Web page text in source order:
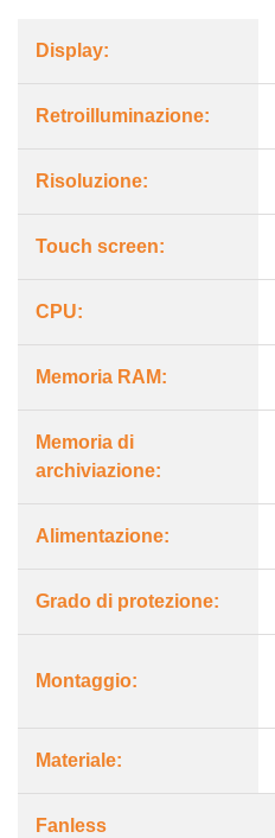
Display:
Retroilluminazione:
Risoluzione:
Touch screen:
CPU:
Memoria RAM:
Memoria di
archiviazione:
Alimentazione:
Grado di protezione:
Montaggio:
Materiale:
Fanless